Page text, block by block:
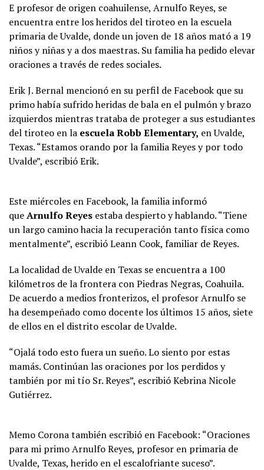
E profesor de origen coahuilense, Arnulfo Reyes, se
encuentra entre los heridos del tiroteo en la escuela
primaria de Uvalde, donde un joven de 18 años mató a 19
niños y niñas y a dos maestras. Su familia ha pedido elevar
oraciones a través de redes sociales.
Erik J. Bernal mencionó en su perfil de Facebook que su
primo había sufrido heridas de bala en el pulmón y brazo
izquierdos mientras trataba de proteger a sus estudiantes
del tiroteo en la escuela Robb Elementary, en Uvalde,
Texas. “Estamos orando por la familia Reyes y por todo
Uvalde”, escribió Erik.
Este miércoles en Facebook, la familia informó
queArnulfo Reyes estaba despierto y hablando. “Tiene
un largo camino hacia la recuperación tanto física como
mentalmente”, escribió Leann Cook, familiar de Reyes.
La localidad de Uvalde en Texas se encuentra a 100
kilómetros de la frontera con Piedras Negras, Coahuila.
De acuerdo a medios fronterizos, el profesor Arnulfo se
ha desempeñado como docente los últimos 15 años, siete
de ellos en el distrito escolar de Uvalde.
“Ojalá todo esto fuera un sueño. Lo siento por estas
mamás. Continúan las oraciones por los perdidos y
también por mi tío Sr. Reyes”, escribió Kebrina Nicole
Gutiérrez.
Memo Corona también escribió en Facebook: “Oraciones
para mi primo Arnulfo Reyes, profesor en primaria de
Uvalde, Texas, herido en el escalofriante suceso”.